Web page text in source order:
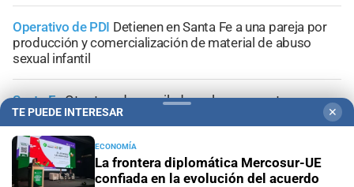
Operativo de PDI Detienen en Santa Fe a una pareja por
producción y comercialización de material de abuso
sexual infantil
Santa FeOtro tren descarrilado en la zona oeste y un
nuevo intento de saqueo
Apelación de la preliminar Nueva instancia judicial en la
causa por la compra de armas para la Policía de Santa Fe
TE PUEDE INTERESAR ✕
ECONOMÍA
La frontera diplomática Mercosur-UE
confiada en la evolución del acuerdo